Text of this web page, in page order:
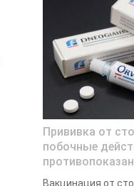
Прививка от
побочные
Вакцинация от